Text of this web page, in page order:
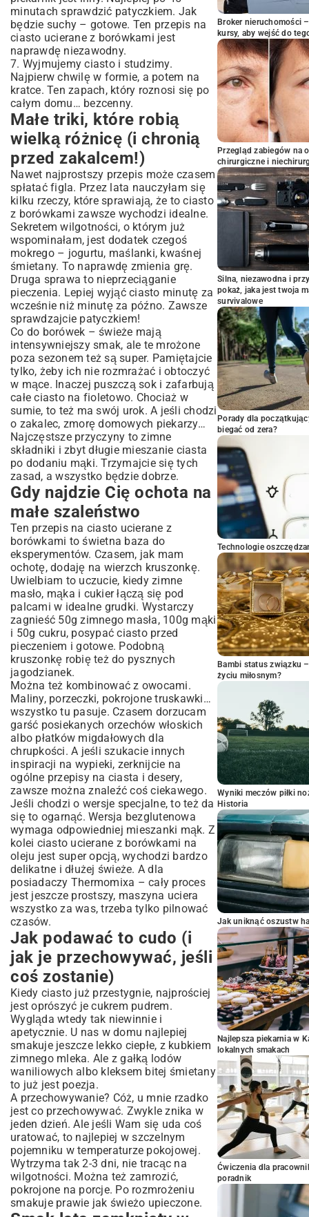
minutach sprawdzić patyczkiem. Jak
będzie suchy – gotowe. Ten przepis na
ciasto ucierane z borówkami jest
naprawdę niezawodny.
7. Wyjmujemy ciasto i studzimy.
Najpierw chwilę w formie, a potem na
kratce. Ten zapach, który roznosi się po
całym domu… bezcenny.
Małe triki, które robią
wielką różnicę (i chronią
przed zakalcem!)
Nawet najprostszy przepis może czasem
spłatać figla. Przez lata nauczyłam się
kilku rzeczy, które sprawiają, że to ciasto
z borówkami zawsze wychodzi idealne.
Sekretem wilgotności, o którym już
wspominałam, jest dodatek czegoś
mokrego – jogurtu, maślanki, kwaśnej
śmietany. To naprawdę zmienia grę.
Druga sprawa to nieprzeciąganie
pieczenia. Lepiej wyjąć ciasto minutę za
wcześnie niż minutę za późno. Zawsze
sprawdzajcie patyczkiem!
Co do borówek – świeże mają
intensywniejszy smak, ale te mrożone
poza sezonem też są super. Pamiętajcie
tylko, żeby ich nie rozmrażać i obtoczyć
w mące. Inaczej puszczą sok i zafarbują
całe ciasto na fioletowo. Chociaż w
sumie, to też ma swój urok. A jeśli chodzi
o zakalec, zmorę domowych piekarzy…
Najczęstsze przyczyny to zimne
składniki i zbyt długie mieszanie ciasta
po dodaniu mąki. Trzymajcie się tych
zasad, a wszystko będzie dobrze.
Gdy najdzie Cię ochota na
małe szaleństwo
Ten przepis na ciasto ucierane z
borówkami to świetna baza do
eksperymentów. Czasem, jak mam
ochotę, dodaję na wierzch kruszonkę.
Uwielbiam to uczucie, kiedy zimne
masło, mąka i cukier łączą się pod
palcami w idealne grudki. Wystarczy
zagnieść 50g zimnego masła, 100g mąki
i 50g cukru, posypać ciasto przed
pieczeniem i gotowe. Podobną
kruszonkę robię też do pysznych
jagodzianek.
Można też kombinować z owocami.
Maliny, porzeczki, pokrojone truskawki…
wszystko tu pasuje. Czasem dorzucam
garść posiekanych orzechów włoskich
albo płatków migdałowych dla
chrupkości. A jeśli szukacie innych
inspiracji na wypieki, zerknijcie na
ogólne przepisy na ciasta i desery,
zawsze można znaleźć coś ciekawego.
Jeśli chodzi o wersje specjalne, to też da
się to ogarnąć. Wersja bezglutenowa
wymaga odpowiedniej mieszanki mąk. Z
kolei ciasto ucierane z borówkami na
oleju jest super opcją, wychodzi bardzo
delikatne i dłużej świeże. A dla
posiadaczy Thermomixa – cały proces
jest jeszcze prostszy, maszyna uciera
wszystko za was, trzeba tylko pilnować
czasów.
Jak podawać to cudo (i
jak je przechowywać, jeśli
coś zostanie)
Kiedy ciasto już przestygnie, najprościej
jest oprószyć je cukrem pudrem.
Wygląda wtedy tak niewinnie i
apetycznie. U nas w domu najlepiej
smakuje jeszcze lekko ciepłe, z kubkiem
zimnego mleka. Ale z gałką lodów
waniliowych albo kleksem bitej śmietany
to już jest poezja.
A przechowywanie? Cóż, u mnie rzadko
jest co przechowywać. Zwykle znika w
jeden dzień. Ale jeśli Wam się uda coś
uratować, to najlepiej w szczelnym
pojemniku w temperaturze pokojowej.
Wytrzyma tak 2-3 dni, nie tracąc na
wilgotności. Można też zamrozić,
pokrojone na porcje. Po rozmrożeniu
smakuje prawie jak świeżo upieczone.
Broker nieruchomości
kursy, aby wejść do
Przegląd zabiegów na
chirurgiczne i
Silna, niezawodna i
pokaż, jaka jest twoja
survivalowe
Porady dla
biegać od zera?
Technologie
Bambi status związku
życiu miłosnym?
Wyniki meczów piłki
Historia
Jak uniknąć oszustw
Najlepsza piekarnia w
lokalnych smakach
Ćwiczenia dla
poradnik